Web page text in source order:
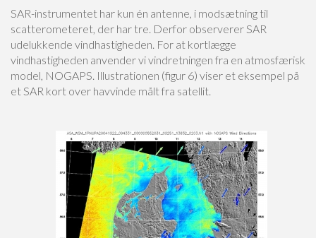
SAR-instrumentet har kun én antenne, i modsætning til
scatterometeret, der har tre. Derfor observerer SAR
udelukkende vindhastigheden. For at kortlægge
vindhastigheden anvender vi vindretningen fra en atmosfærisk
model, NOGAPS. Illustrationen (figur 6) viser et eksempel på
et SAR kort over havvinde målt fra satellit.